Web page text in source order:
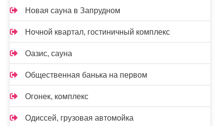
Новая сауна в Запрудном
Ночной квартал, гостиничный комплекс
Оазис, сауна
Общественная банька на первом
Огонек, комплекс
Одиссей, грузовая автомойка